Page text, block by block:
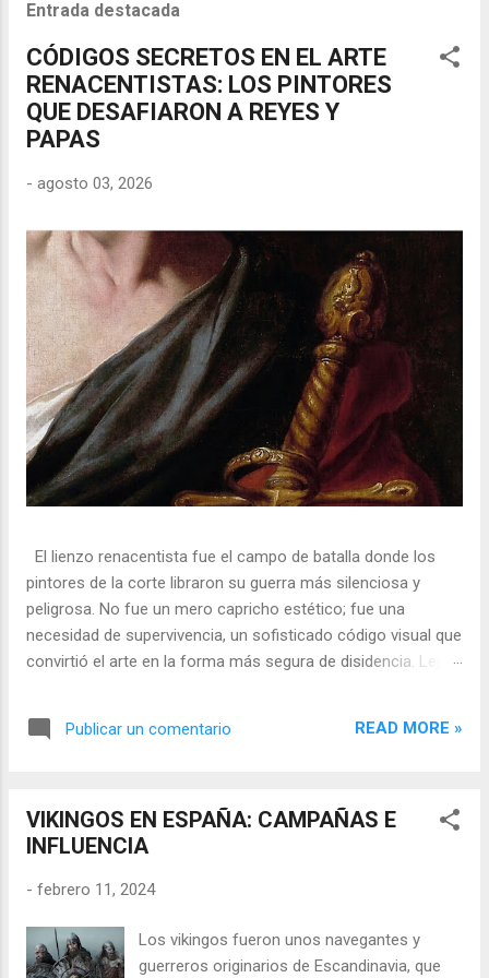
Entrada destacada
CÓDIGOS SECRETOS EN EL ARTE
RENACENTISTAS: LOS PINTORES
QUE DESAFIARON A REYES Y
PAPAS
- agosto 03, 2026
El lienzo renacentista fue el campo de batalla donde los
pintores de la corte libraron su guerra más silenciosa y
peligrosa. No fue un mero capricho estético; fue una
necesidad de supervivencia, un sofisticado código visual que
convirtió el arte en la forma más segura de disidencia. Lejos
artistas eran agentes dobles, equilibrando su necesidad de
mecenazgo real con la obligación de preservar su integridad
pintores encontraron en los símbolos, las distorsiones y los
objetos cotidianos un lenguaje cifrado capaz de eludir a los
El retrato renacentista no era un simple reflejo de la realidad,
sino un objeto tridimensional y multifacético. Los pintores
de la corte eran los agentes dobles definitivos, y dominaban
Publicar un comentario READ MORE »
VIKINGOS EN ESPAÑA: CAMPAÑAS E
INFLUENCIA
- febrero 11, 2024
Los vikingos fueron unos navegantes y
guerreros originarios de Escandinavia, que